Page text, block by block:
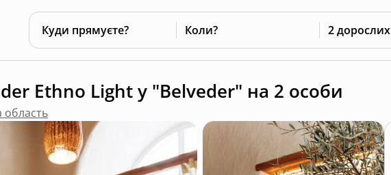
Куди прямуєте? Коли? 2 дорослих
Ethno Light у "Belveder" на 2 особи
область